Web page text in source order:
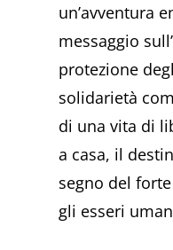
un’avventura
messaggio
protezione
solidarietà
di una vita di
a casa, il
segno del
gli esseri